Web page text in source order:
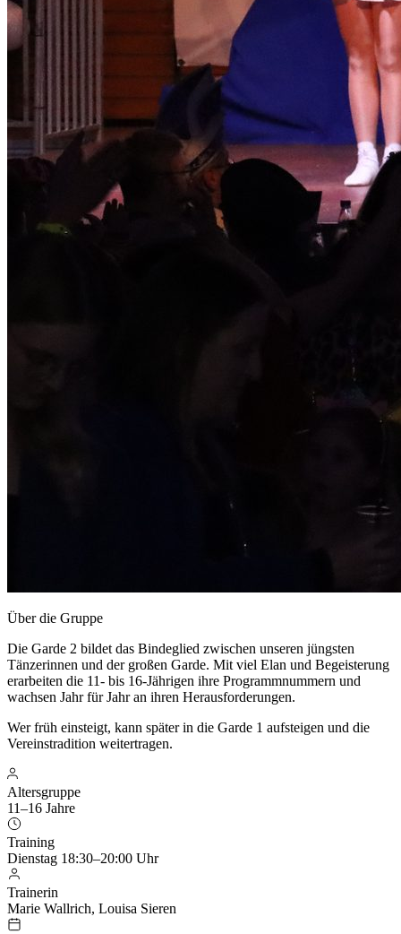
Über die Gruppe
Die Garde 2 bildet das Bindeglied zwischen unseren jüngsten
Tänzerinnen und der großen Garde. Mit viel Elan und Begeisterung
erarbeiten die 11- bis 16-Jährigen ihre Programmnummern und
wachsen Jahr für Jahr an ihren Herausforderungen.
Wer früh einsteigt, kann später in die Garde 1 aufsteigen und die
Vereinstradition weitertragen.
Altersgruppe
11–16 Jahre
Training
Dienstag 18:30–20:00 Uhr
Trainerin
Marie Wallrich, Louisa Sieren